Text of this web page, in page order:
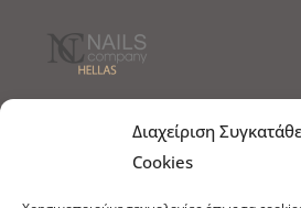
Διαχείριση
Cookies
Τρόποι Παραγγελίας